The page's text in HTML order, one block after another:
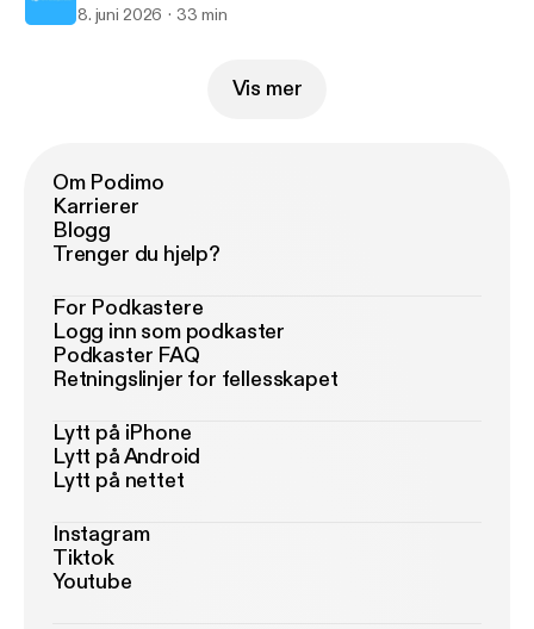
8. juni 2026 33 min
Vis mer
Om Podimo
Karrierer
Blogg
Trenger du hjelp?
For Podkastere
Logg inn som podkaster
Podkaster FAQ
Retningslinjer for fellesskapet
Lytt på iPhone
Lytt på Android
Lytt på nettet
Instagram
Tiktok
Youtube